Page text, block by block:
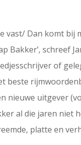
vast/ Dan komt bij
Bakker’, schreef
of
beste
nieuwe uitgever
al die jaren niet
platte en